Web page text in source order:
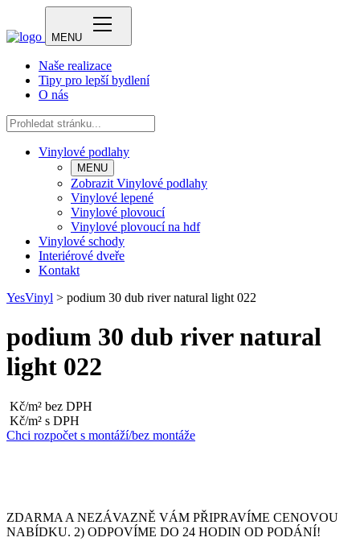
MENU
Naše realizace
Tipy pro lepší bydlení
O nás
Vinylové podlahy
MENU
Zobrazit Vinylové podlahy
Vinylové lepené
Vinylové plovoucí
Vinylové plovoucí na hdf
Vinylové schody
Interiérové dveře
Kontakt
YesVinyl > podium 30 dub river natural light 022
podium 30 dub river natural
light 022
Kč/m² bez DPH
Kč/m² s DPH
Chci rozpočet s montáží/bez montáže
ZDARMA A NEZÁVAZNĚ VÁM PŘIPRAVÍME CENOVOU
NABÍDKU. 2) ODPOVÍME DO 24 HODIN OD PODÁNÍ!